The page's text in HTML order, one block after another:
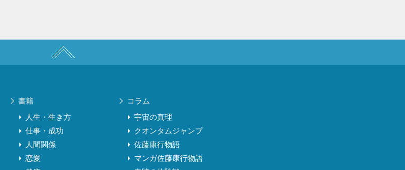
書籍
人生・生き方
仕事・成功
人間関係
恋愛
コラム
宇宙の真理
クオンタムジャンプ
佐藤康行物語
マンガ佐藤康行物語